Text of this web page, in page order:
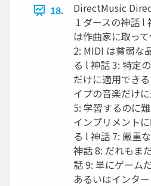
18.
DirectMusic
１ダースの神話
は作曲家に取っ
2: MIDI は貧弱な
る l 神話 3: 特定
だけに適⽤でき
イプの⾳楽だけ
5: 学習するのに
インプリメント
る l 神話 7: 厳重
神話 8: だれもま
話 9: 単にゲーム
あるいはインタ